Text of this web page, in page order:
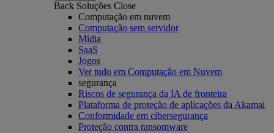
Back Soluções Close
Computação em nuvem
Computação sem servidor
Mídia
SaaS
Jogos
Ver tudo em Computação em Nuvem
segurança
Riscos de segurança da IA de fronteira
Plataforma de proteção de aplicações da Akamai
Conformidade em cibersegurança
Proteção contra ransomware